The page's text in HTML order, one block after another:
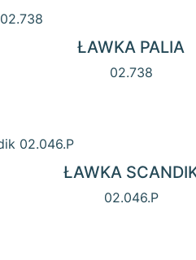
ŁAWKA PALIA
02.738
ŁAWKA
02.046.P